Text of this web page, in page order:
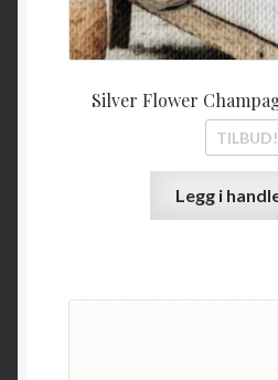
Silver Flower
TILBUD!
Legg i